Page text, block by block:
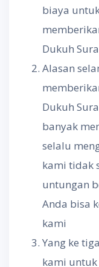
biaya
Dukuh
Alasan
Dukuh
banyak
selalu
kami tidak
untungan
Anda bisa
kami
Yang ke
kami